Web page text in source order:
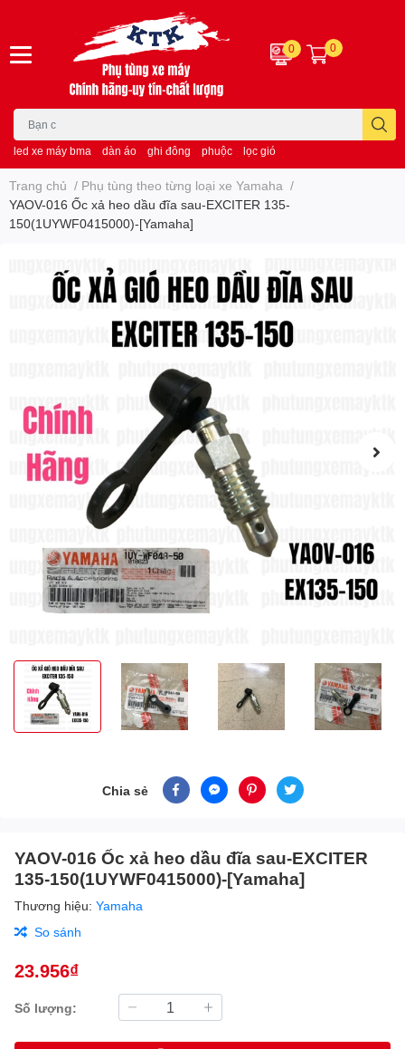
led xe máy bma dàn áo ghi đông phuộc lọc gió
0 0
Trang chủ / Phụ tùng theo từng loại xe Yamaha /
YAOV-016 Ốc xả heo dầu đĩa sau-EXCITER 135-
150(1UYWF0415000)-[Yamaha]
Chia sẻ
YAOV-016 Ốc xả heo dầu đĩa sau-EXCITER
135-150(1UYWF0415000)-[Yamaha]
Thương hiệu: Yamaha
So sánh
23.956₫
Số lượng: